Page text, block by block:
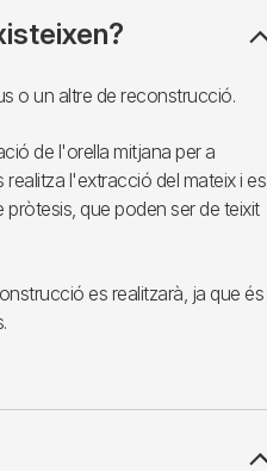
o un altre de reconstrucció.
de l'orella mitjana per a
l'extracció del mateix i es
que poden ser de teixit
es realitzarà, ja que és